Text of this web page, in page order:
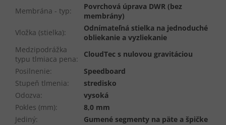
Membrána - typ:
Povrchová úprava DWR (bez
membrány)
Vložka (stielka):
Odnímateľná stielka na jednoduché
obliekanie a vyzliekanie
Medzipodrážka
typu tlmiaca pena:
CloudTec s nulovou gravitáciou
Posilnenie:
Speedboard
Stupeň tlmenia:
stredisko
Odozva:
vysoká
Pokles (mm):
8,0 mm
Jediný: Gumené segmenty na päte a špičke